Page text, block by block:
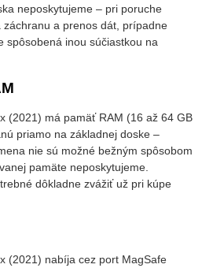
neposkytujeme – pri poruche
a prenos dát, prípadne
spôsobená inou súčiastkou na
(2021) má pamäť RAM (16 až 64 GB
priamo na základnej doske –
nie sú možné bežným spôsobom
pamäte neposkytujeme.
dôkladne zvážiť už pri kúpe
(2021) nabíja cez port MagSafe